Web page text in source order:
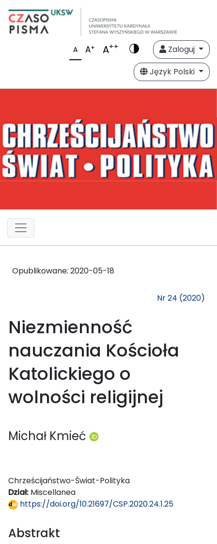
A A+ A++
Zaloguj
Język Polski
Opublikowane: 2020-05-18
Nr 24 (2020)
Niezmienność
nauczania Kościoła
Katolickiego o
wolności religijnej
Michał Kmieć
Chrześcijaństwo-Świat-Polityka
Dział: Miscellanea
https://doi.org/10.21697/CSP.2020.24.1.25
Abstrakt